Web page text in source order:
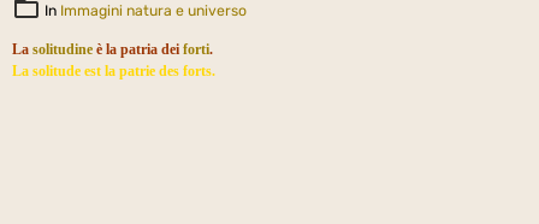
In Immagini natura e universo
La solitudine è la patria dei forti.
La solitude est la patrie des forts.